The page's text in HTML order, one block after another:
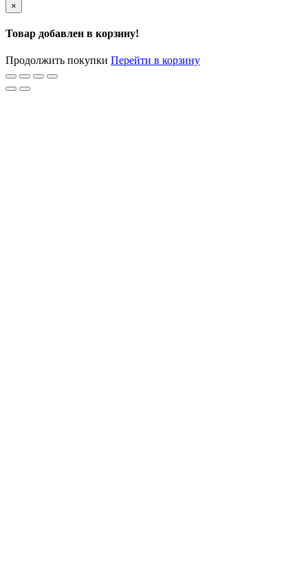
×
Товар добавлен в корзину!
Продолжить покупки Перейти в корзину